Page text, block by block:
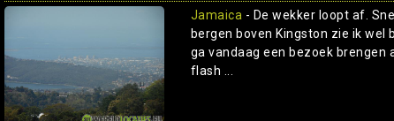
Jamaica - De wekker loopt af.
bergen boven Kingston zie ik wel
ga vandaag een bezoek brengen
flash ...